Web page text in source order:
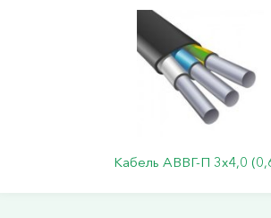
Кабель АВВГ-П 3х4,0